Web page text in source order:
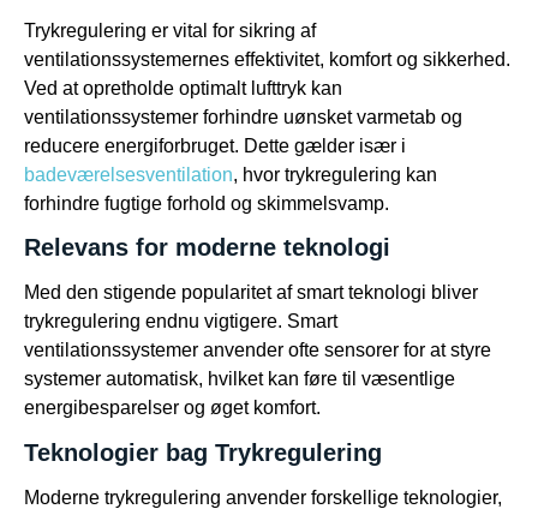
Trykregulering er vital for sikring af
ventilationssystemernes effektivitet, komfort og sikkerhed.
Ved at opretholde optimalt lufttryk kan
ventilationssystemer forhindre uønsket varmetab og
reducere energiforbruget. Dette gælder især i
badeværelsesventilation, hvor trykregulering kan
forhindre fugtige forhold og skimmelsvamp.
Relevans for moderne teknologi
Med den stigende popularitet af smart teknologi bliver
trykregulering endnu vigtigere. Smart
ventilationssystemer anvender ofte sensorer for at styre
systemer automatisk, hvilket kan føre til væsentlige
energibesparelser og øget komfort.
Teknologier bag Trykregulering
Moderne trykregulering anvender forskellige teknologier,